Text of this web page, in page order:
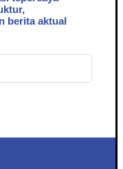
berita aktual